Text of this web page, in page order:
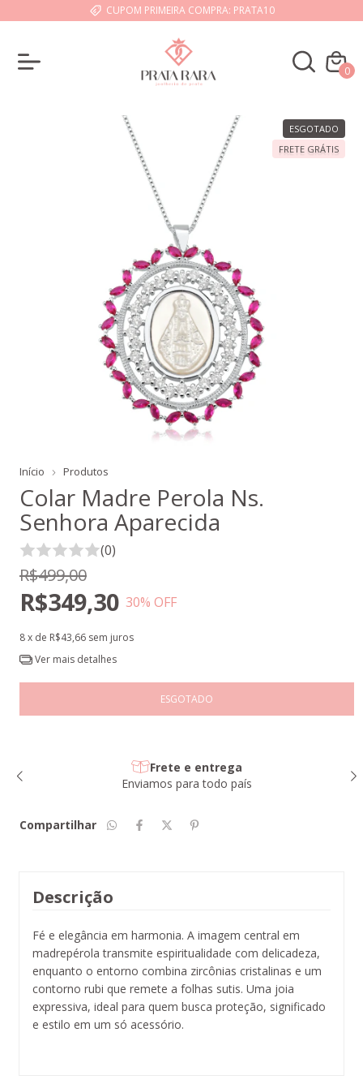
CUPOM PRIMEIRA COMPRA: PRATA10
0
ESGOTADO
FRETE GRÁTIS
Início Produtos
Colar Madre Perola Ns.
Senhora Aparecida
(0)
R$499,00
R$349,30 30% OFF
8x de R$43,66 sem juros
Ver mais detalhes
Frete e entrega
Enviamos para todo país
Compartilhar
Descrição
Fé e elegância em harmonia. A imagem central em
madrepérola transmite espiritualidade com delicadeza,
enquanto o entorno combina zircônias cristalinas e um
contorno rubi que remete a folhas sutis. Uma joia
expressiva, ideal para quem busca proteção, significado
e estilo em um só acessório.